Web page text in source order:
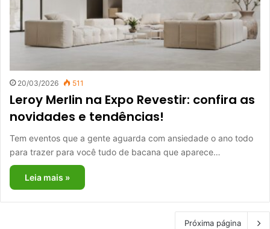
20/03/2026 511
Leroy Merlin na Expo Revestir: confira as
novidades e tendências!
Tem eventos que a gente aguarda com ansiedade o ano todo
para trazer para você tudo de bacana que aparece…
Leia mais »
Próxima página